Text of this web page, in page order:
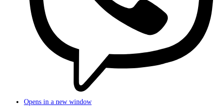
Opens in a new window